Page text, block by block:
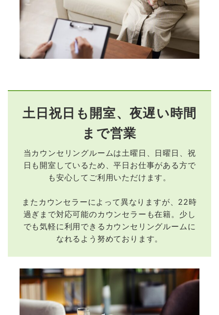
土日祝日も開室、夜遅い時間
まで営業
当カウンセリングルームは土曜日、日曜日、祝
日も開室しているため、平日お仕事がある方で
も安心してご利用いただけます。
またカウンセラーによって異なりますが、22時
過ぎまで対応可能のカウンセラーも在籍。少し
でも気軽に利用できるカウンセリングルームに
なれるよう努めております。